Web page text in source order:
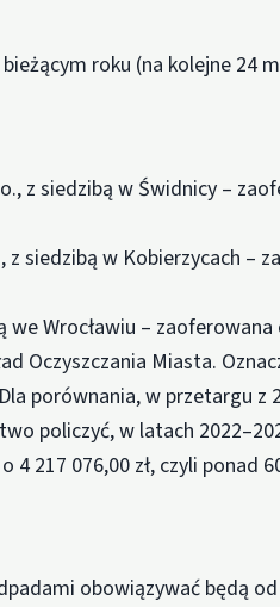
roku (na kolejne 24
z siedzibą w Świdnicy –
z siedzibą w Kobierzycach –
we Wrocławiu –
Oczyszczania Miasta.
porównania, w przetargu
policzyć, w latach
4 217 076,00 zł, czyli ponad
obowiązywać będą od